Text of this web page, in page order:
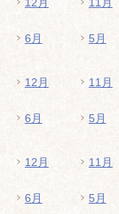
6月 5月
12月 11月
6月 5月
12月 11月
6月 5月